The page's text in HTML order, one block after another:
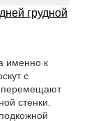
грудной
именно к
с
перемещают
стенки.